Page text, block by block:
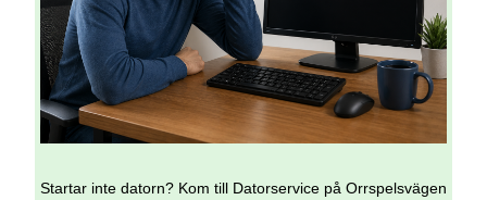
Startar inte datorn? Kom till Datorservice på Orrspelsvägen